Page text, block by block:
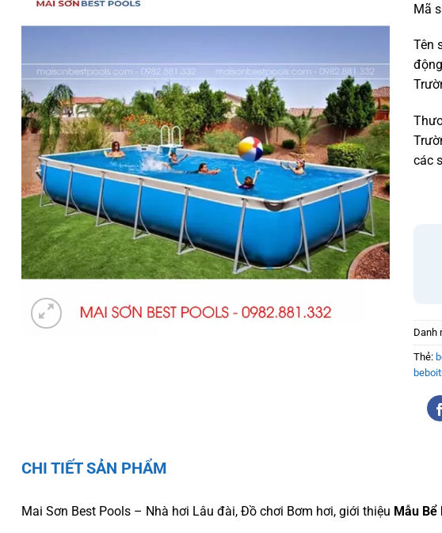
Mã
Tên
các
Danh
Thẻ:
CHI TIẾT SẢN PHẨM
Mai Sơn Best Pools – Nhà hơi Lâu đài, Đồ chơi Bơm hơi, giới thiệu Mẫu Bể